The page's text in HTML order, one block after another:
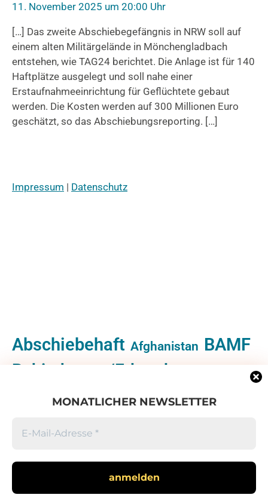
MONATLICHER NEWSLETTER
11. November 2025 um 20:00 Uhr
[…] Das zweite Abschiebegefängnis in NRW soll auf
einem alten Militärgelände in Mönchengladbach
entstehen, wie TAG24 berichtet. Die Anlage ist für 140
Haftplätze ausgelegt und soll nahe einer
Erstaufnahmeeinrichtung für Geflüchtete gebaut
werden. Die Kosten werden auf 300 Millionen Euro
geschätzt, so das Abschiebungsreporting. […]
Impressum | Datenschutz
Abschiebehaft Afghanistan BAMF
Behinderung/Erkrankung
Bundespolizei Dublin
Minderheiten
ZABen